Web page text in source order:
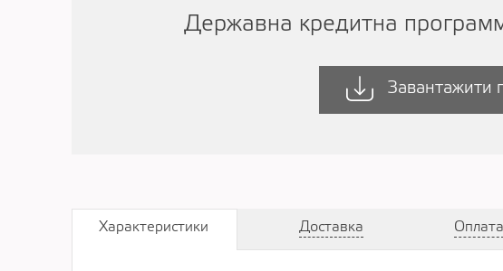
Державна кредитна
Завантажити
Характеристики Доставка Оплата